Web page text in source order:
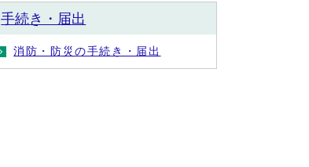
手続き・届出
消防・防災の手続き・届出